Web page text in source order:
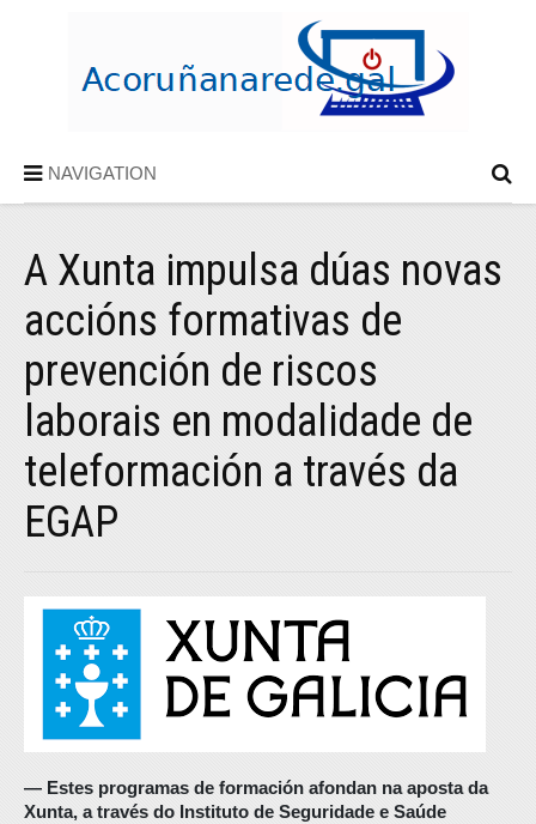
NAVIGATION
A Xunta impulsa dúas novas
accións formativas de
prevención de riscos
laborais en modalidade de
teleformación a través da
EGAP
― Estes programas de formación afondan na aposta da
Xunta, a través do Instituto de Seguridade e Saúde